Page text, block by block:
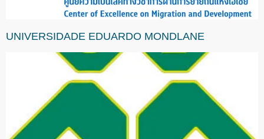
UNIVERSIDADE EDUARDO MONDLANE